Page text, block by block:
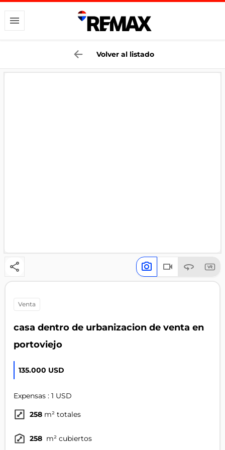
Volver al listado
venta
casa dentro de urbanizacion de venta en
portoviejo
135.000 USD
Expensas : 1 USD
258 m² totales
258 m² cubiertos